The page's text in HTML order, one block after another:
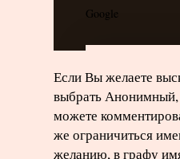
Если Вы желаете
выбрать Анонимный,
можете
же ограничиться
желанию, в графу